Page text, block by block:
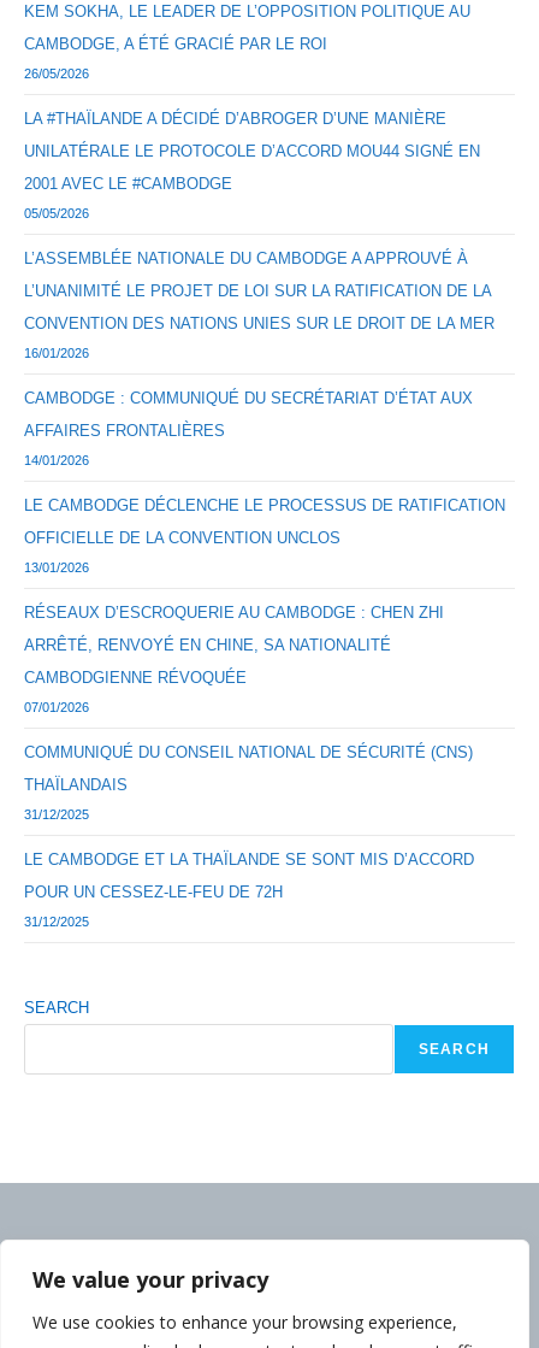
We value your privacy
We use cookies to enhance your browsing experience,
KEM SOKHA, LE LEADER DE L’OPPOSITION POLITIQUE AU
CAMBODGE, A ÉTÉ GRACIÉ PAR LE ROI
26/05/2026
LA #THAÏLANDE A DÉCIDÉ D’ABROGER D’UNE MANIÈRE
UNILATÉRALE LE PROTOCOLE D’ACCORD MOU44 SIGNÉ EN
2001 AVEC LE #CAMBODGE
05/05/2026
L’ASSEMBLÉE NATIONALE DU CAMBODGE A APPROUVÉ À
L’UNANIMITÉ LE PROJET DE LOI SUR LA RATIFICATION DE LA
CONVENTION DES NATIONS UNIES SUR LE DROIT DE LA MER
16/01/2026
CAMBODGE : COMMUNIQUÉ DU SECRÉTARIAT D’ÉTAT AUX
AFFAIRES FRONTALIÈRES
14/01/2026
LE CAMBODGE DÉCLENCHE LE PROCESSUS DE RATIFICATION
OFFICIELLE DE LA CONVENTION UNCLOS
13/01/2026
RÉSEAUX D’ESCROQUERIE AU CAMBODGE : CHEN ZHI
ARRÊTÉ, RENVOYÉ EN CHINE, SA NATIONALITÉ
CAMBODGIENNE RÉVOQUÉE
07/01/2026
COMMUNIQUÉ DU CONSEIL NATIONAL DE SÉCURITÉ (CNS)
THAÏLANDAIS
31/12/2025
LE CAMBODGE ET LA THAÏLANDE SE SONT MIS D’ACCORD
POUR UN CESSEZ-LE-FEU DE 72H
31/12/2025
SEARCH
SEARCH